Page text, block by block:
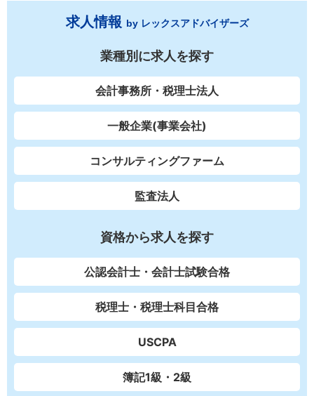
求人情報 by レックスアドバイザーズ
業種別に求人を探す
会計事務所・税理士法人
一般企業(事業会社)
コンサルティングファーム
監査法人
資格から求人を探す
公認会計士・会計士試験合格
税理士・税理士科目合格
USCPA
簿記1級・2級